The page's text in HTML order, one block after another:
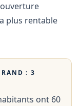
plus rentable
: 3
ont 60